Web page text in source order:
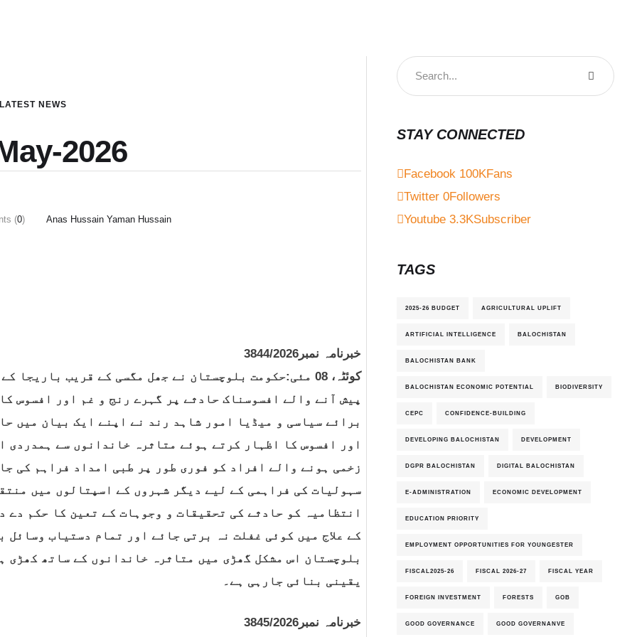
LATEST NEWS
2026
(0) Anas Hussain Yaman Hussain
خبرنامہ نمبر3844/2026
کوئٹہ، 08 مئی:حکومت بلوچستان نے جھل مگسی کے قریب
پیش آنے والے افسوسناک حادثے پر گہرے رنج و غم اور افسوس
برائے سیاسی و میڈیا امور شاہد رند نے اپنے ایک بیان میں
اور افسوس کا اظہار کرتے ہوئے متاثرہ خاندانوں سے
زخمی ہونے والے افراد کو فوری طور پر طبی امداد فراہم کی
سہولیات کی فراہمی کے لیے دیگر شہروں کے اسپتالوں میں
انتظامیہ کو حادثے کی تحقیقات و وجوہات کے تعین کا حکم
کے علاج میں کوئی غفلت نہ برتی جائے اور تمام دستیاب وسائل
بلوچستان اس مشکل گھڑی میں متاثرہ خاندانوں کے ساتھ
یقینی بنائی جارہی ہے۔
خبرنامہ نمبر3845/2026
STAY CONNECTED
Facebook 100KFans
Twitter 0Followers
Youtube 3.3KSubscriber
TAGS
2025-26 BUDGET AGRICULTURAL UPLIFT
ARTIFICIAL INTELLIGENCE BALOCHISTAN
BALOCHISTAN BANK
BALOCHISTAN ECONOMIC POTENTIAL BIODIVERSITY
CEPC CONFIDENCE-BUILDING
DEVELOPING BALOCHISTAN DEVELOPMENT
DGPR BALOCHISTAN DIGITAL BALOCHISTAN
E-ADMINISTRATION ECONOMIC DEVELOPMENT
EDUCATION PRIORITY
EMPLOYMENT OPPORTUNITIES FOR YOUNGESTER
FISCAL2025-26 FISCAL 2026-27 FISCAL YEAR
FOREIGN INVESTMENT FORESTS GOB
GOOD GOVERNANCE GOOD GOVERNANVE